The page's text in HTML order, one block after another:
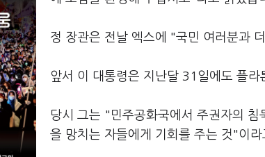
정 장관은 전날 엑스에 "국민 여러분과
앞서 이 대통령은 지난달 31일에도 플
당시 그는 "민주공화국에서 주권자의
을 망치는 자들에게 기회를 주는 것"이라